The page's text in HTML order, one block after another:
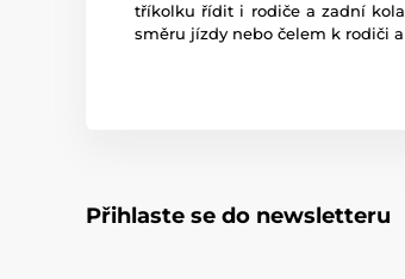
tříkolku řídit i rodiče a zadní
směru jízdy nebo čelem k rodiči
Přihlaste se do newsletteru